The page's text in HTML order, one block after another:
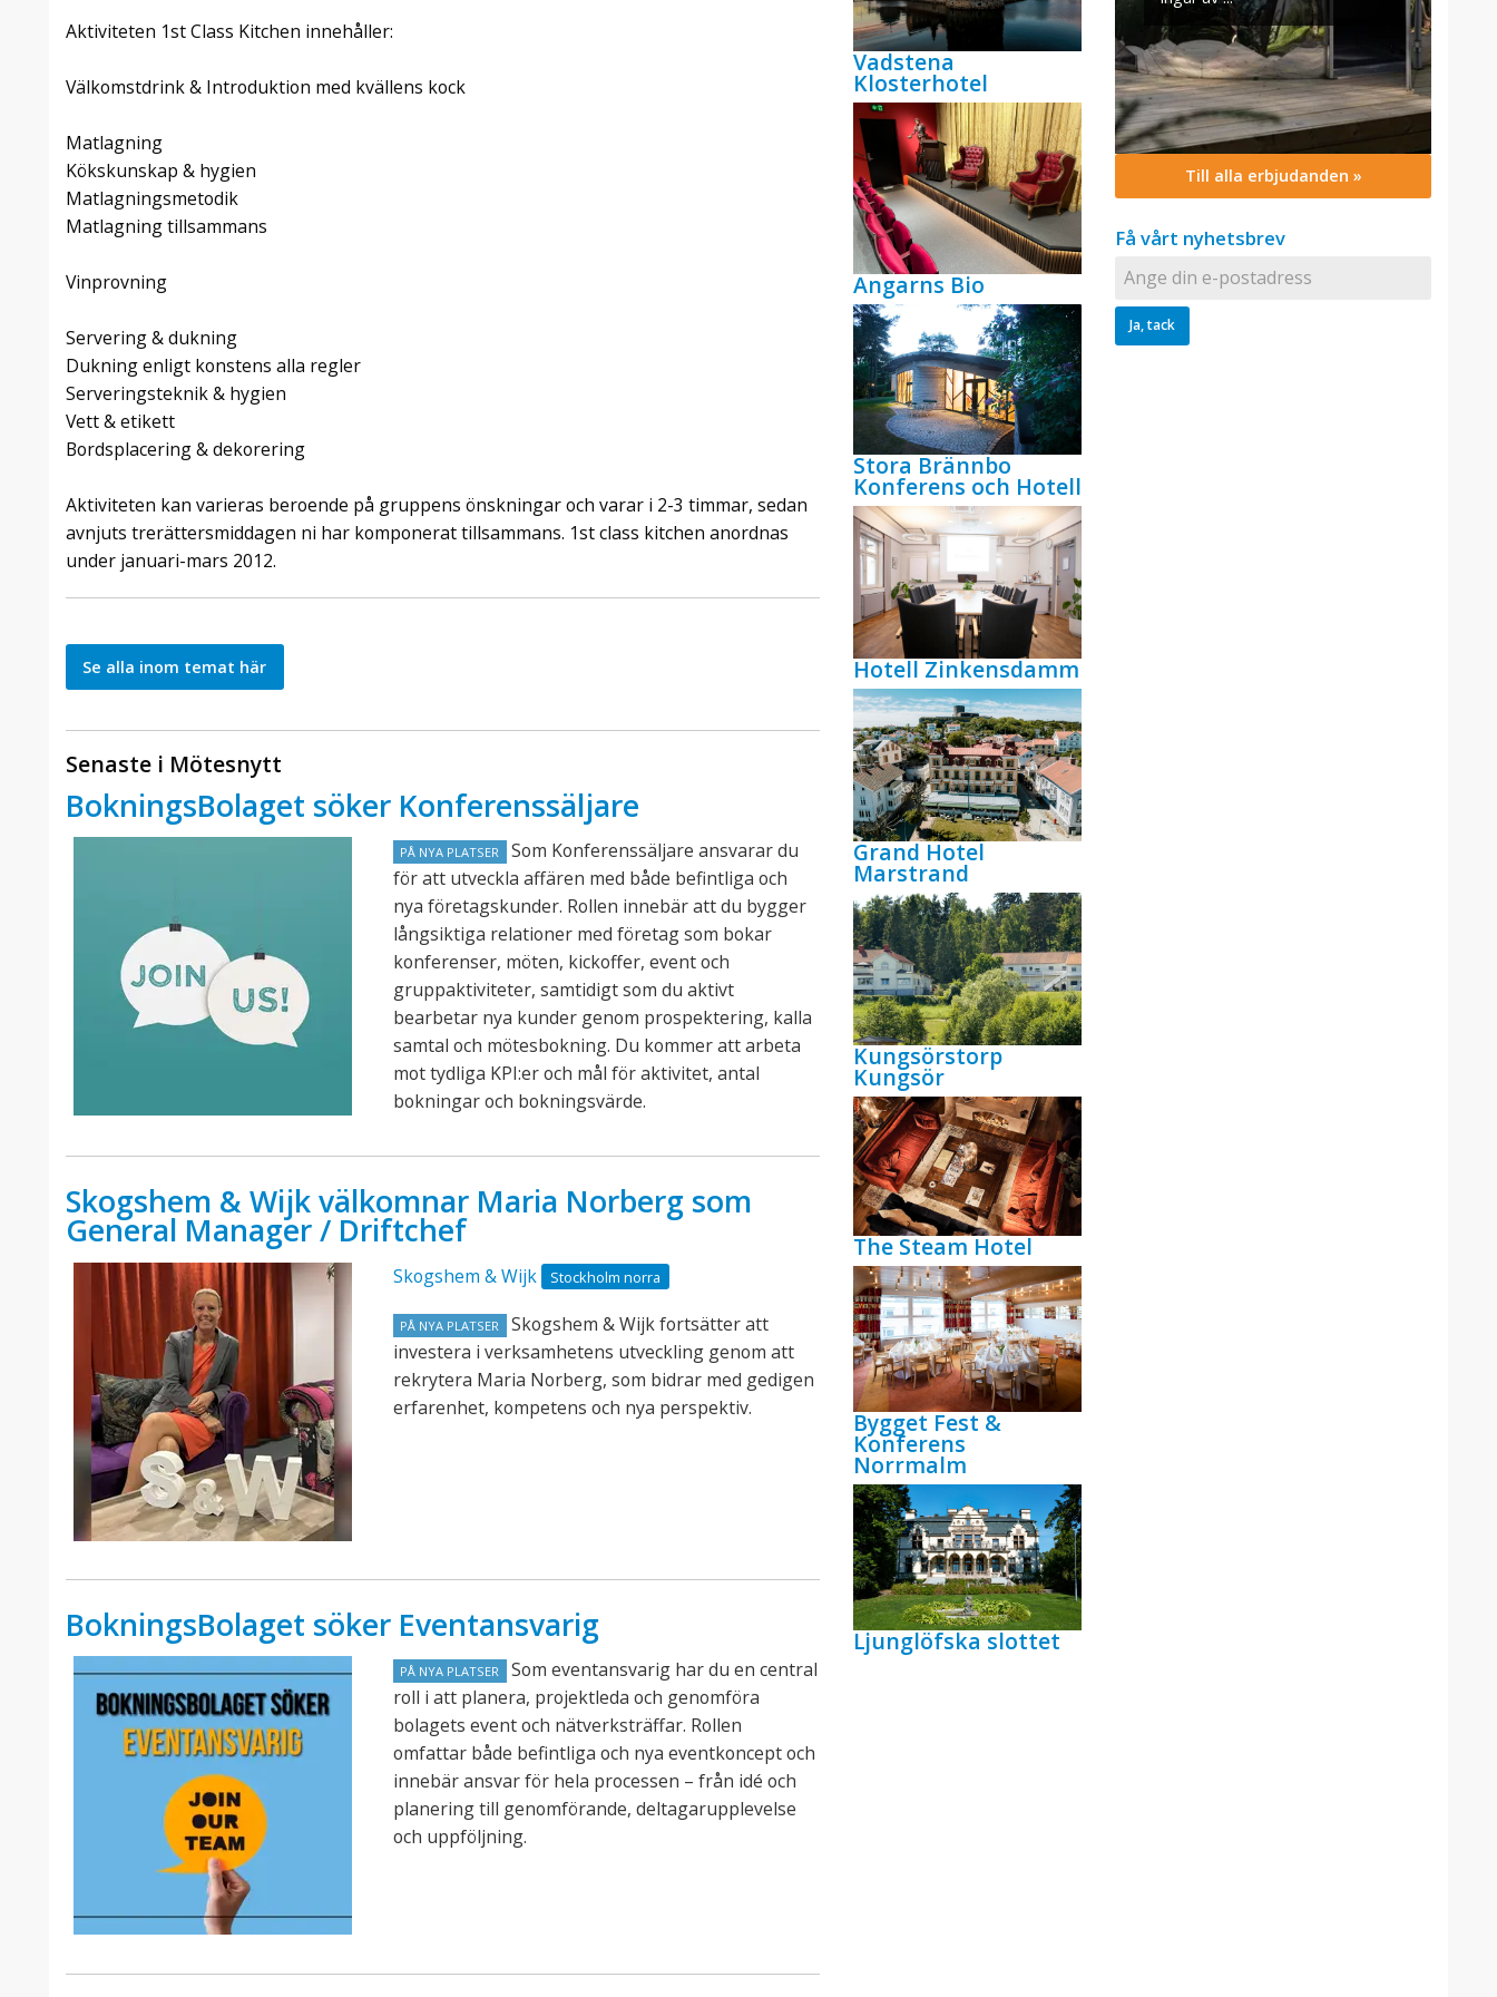
Aktiviteten 1st Class Kitchen innehåller:
Välkomstdrink & Introduktion med kvällens kock
Matlagning
Kökskunskap & hygien
Matlagningsmetodik
Matlagning tillsammans
Vinprovning
Servering & dukning
Dukning enligt konstens alla regler
Serveringsteknik & hygien
Vett & etikett
Bordsplacering & dekorering
Aktiviteten kan varieras beroende på gruppens önskningar och varar i 2-3 timmar, sedan
avnjuts trerättersmiddagen ni har komponerat tillsammans. 1st class kitchen anordnas
under januari-mars 2012.
Se alla inom temat här
Senaste i Mötesnytt
BokningsBolaget söker Konferenssäljare
PÅ NYA PLATSER
Som Konferenssäljare ansvarar du
för att utveckla affären med både befintliga och
nya företagskunder. Rollen innebär att du bygger
långsiktiga relationer med företag som bokar
konferenser, möten, kickoffer, event och
gruppaktiviteter, samtidigt som du aktivt
bearbetar nya kunder genom prospektering, kalla
samtal och mötesbokning. Du kommer att arbeta
mot tydliga KPI:er och mål för aktivitet, antal
bokningar och bokningsvärde.
Skogshem & Wijk välkomnar Maria Norberg som
General Manager / Driftchef
Skogshem & Wijk Stockholm norra
PÅ NYA PLATSER
Skogshem & Wijk fortsätter att
investera i verksamhetens utveckling genom att
rekrytera Maria Norberg, som bidrar med gedigen
erfarenhet, kompetens och nya perspektiv.
BokningsBolaget söker Eventansvarig
PÅ NYA PLATSER
Som eventansvarig har du en central
roll i att planera, projektleda och genomföra
bolagets event och nätverksträffar. Rollen
omfattar både befintliga och nya eventkoncept och
innebär ansvar för hela processen – från idé och
planering till genomförande, deltagarupplevelse
och uppföljning.
Vadstena
Klosterhotel
Angarns Bio
Stora Brännbo
Konferens och Hotell
Hotell Zinkensdamm
Grand Hotel
Marstrand
Kungsörstorp
Kungsör
The Steam Hotel
Bygget Fest &
Konferens
Norrmalm
Ljunglöfska slottet
Till alla erbjudanden »
Få vårt nyhetsbrev